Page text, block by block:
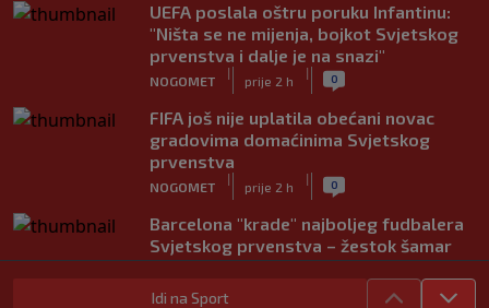
UEFA poslala oštru poruku Infantinu:
"Ništa se ne mijenja, bojkot Svjetskog
prvenstva i dalje je na snazi"
NOGOMET
|
prije 2 h
| 0
FIFA još nije uplatila obećani novac
gradovima domaćinima Svjetskog
prvenstva
NOGOMET
|
prije 2 h
| 0
Barcelona "krade" najboljeg fudbalera
Svjetskog prvenstva – žestok šamar
Real Madridu
NOGOMET
Idi na Sport